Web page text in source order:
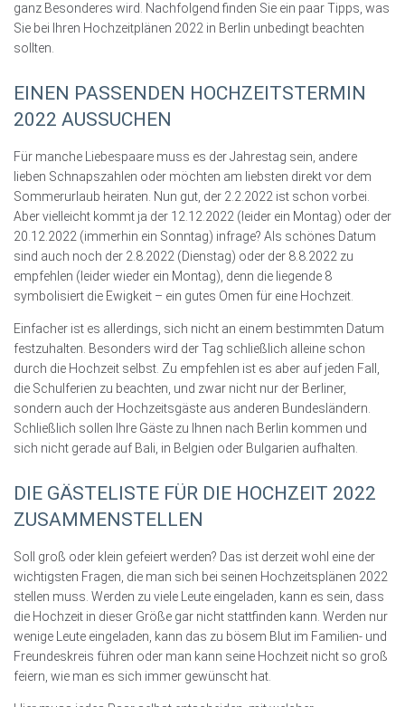
ganz Besonderes wird. Nachfolgend finden Sie ein paar Tipps, was
Sie bei Ihren Hochzeitplänen 2022 in Berlin unbedingt beachten
sollten.
EINEN PASSENDEN HOCHZEITSTERMIN
2022 AUSSUCHEN
Für manche Liebespaare muss es der Jahrestag sein, andere
lieben Schnapszahlen oder möchten am liebsten direkt vor dem
Sommerurlaub heiraten. Nun gut, der 2.2.2022 ist schon vorbei.
Aber vielleicht kommt ja der 12.12.2022 (leider ein Montag) oder der
20.12.2022 (immerhin ein Sonntag) infrage? Als schönes Datum
sind auch noch der 2.8.2022 (Dienstag) oder der 8.8.2022 zu
empfehlen (leider wieder ein Montag), denn die liegende 8
symbolisiert die Ewigkeit – ein gutes Omen für eine Hochzeit.
Einfacher ist es allerdings, sich nicht an einem bestimmten Datum
festzuhalten. Besonders wird der Tag schließlich alleine schon
durch die Hochzeit selbst. Zu empfehlen ist es aber auf jeden Fall,
die Schulferien zu beachten, und zwar nicht nur der Berliner,
sondern auch der Hochzeitsgäste aus anderen Bundesländern.
Schließlich sollen Ihre Gäste zu Ihnen nach Berlin kommen und
sich nicht gerade auf Bali, in Belgien oder Bulgarien aufhalten.
DIE GÄSTELISTE FÜR DIE HOCHZEIT 2022
ZUSAMMENSTELLEN
Soll groß oder klein gefeiert werden? Das ist derzeit wohl eine der
wichtigsten Fragen, die man sich bei seinen Hochzeitsplänen 2022
stellen muss. Werden zu viele Leute eingeladen, kann es sein, dass
die Hochzeit in dieser Größe gar nicht stattfinden kann. Werden nur
wenige Leute eingeladen, kann das zu bösem Blut im Familien- und
Freundeskreis führen oder man kann seine Hochzeit nicht so groß
feiern, wie man es sich immer gewünscht hat.